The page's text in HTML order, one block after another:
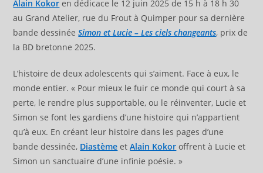
Alain Kokor en dédicace le 12 juin 2025 de 15 h à 18 h 30
au Grand Atelier, rue du Frout à Quimper pour sa dernière
bande dessinéeSimon et Lucie – Les ciels changeants, prix de
la BD bretonne 2025.
L’histoire de deux adolescents qui s’aiment. Face à eux, le
monde entier. « Pour mieux le fuir ce monde qui court à sa
perte, le rendre plus supportable, ou le réinventer, Lucie et
Simon se font les gardiens d’une histoire qui n’appartient
qu’à eux. En créant leur histoire dans les pages d’une
bande dessinée, Diastème etAlain Kokor offrent à Lucie et
Simon un sanctuaire d’une infinie poésie. »